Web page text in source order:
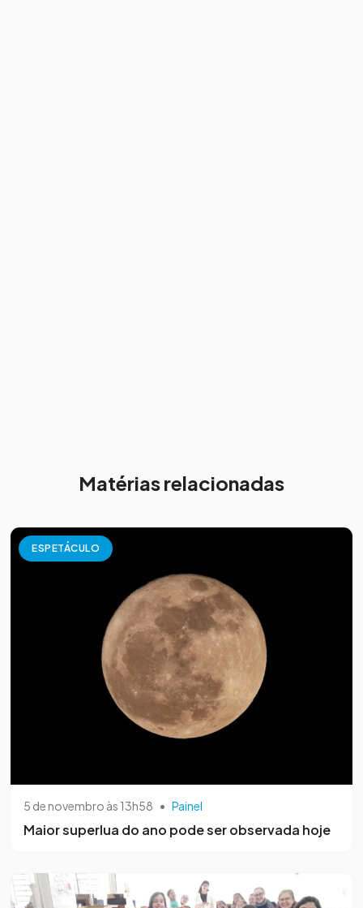
Matérias relacionadas
ESPETÁCULO
5 de novembro às 13h58 • Painel
Maior superlua do ano pode ser observada hoje